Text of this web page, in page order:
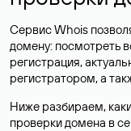
Сервис Whois
домену: посмотреть
регистрация,
регистратором, а
Ниже разбираем,
проверки домена в